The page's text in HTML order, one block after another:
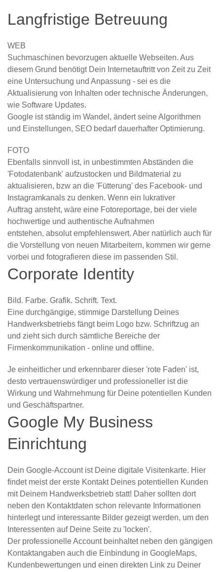
Langfristige Betreuung
WEB
Suchmaschinen bevorzugen aktuelle Webseiten. Aus
diesem Grund benötigt Dein Internetauftritt von Zeit zu Zeit
eine Untersuchung und Anpassung - sei es die
Aktualisierung von Inhalten oder technische Änderungen,
wie Software Updates.
Google ist ständig im Wandel, ändert seine Algorithmen
und Einstellungen, SEO bedarf dauerhafter Optimierung.
FOTO
Ebenfalls sinnvoll ist, in unbestimmten Abständen die
'Fotodatenbank' aufzustocken und Bildmaterial zu
aktualisieren, bzw an die 'Fütterung' des Facebook- und
Instagramkanals zu denken. Wenn ein lukrativer
Auftrag ansteht, wäre eine Fotoreportage, bei der viele
hochwertige und authentische Aufnahmen
entstehen, absolut empfehlenswert. Aber natürlich auch für
die Vorstellung von neuen Mitarbeitern, kommen wir gerne
vorbei und fotografieren diese im passenden Stil.
Corporate Identity
Bild. Farbe. Grafik. Schrift. Text.
Eine durchgängige, stimmige Darstellung Deines
Handwerksbetriebs fängt beim Logo bzw. Schriftzug an
und zieht sich durch sämtliche Bereiche der
Firmenkommunikation - online und offline.
Je einheitlicher und erkennbarer dieser 'rote Faden' ist,
desto vertrauenswürdiger und professioneller ist die
Wirkung und Wahrnehmung für Deine potentiellen Kunden
und Geschäftspartner.
Google My Business
Einrichtung
Dein Google-Account ist Deine digitale Visitenkarte. Hier
findet meist der erste Kontakt Deines potentiellen Kunden
mit Deinem Handwerksbetrieb statt! Daher sollten dort
neben den Kontaktdaten schon relevante Informationen
hinterlegt und interessante Bilder gezeigt werden, um den
Interessenten auf Deine Seite zu 'locken'.
Der professionelle Account beinhaltet neben den gängigen
Kontaktangaben auch die Einbindung in GoogleMaps,
Kundenbewertungen und einen direkten Link zu Deiner